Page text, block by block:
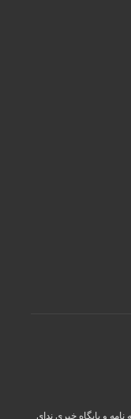
و پایگاه خبری ندای